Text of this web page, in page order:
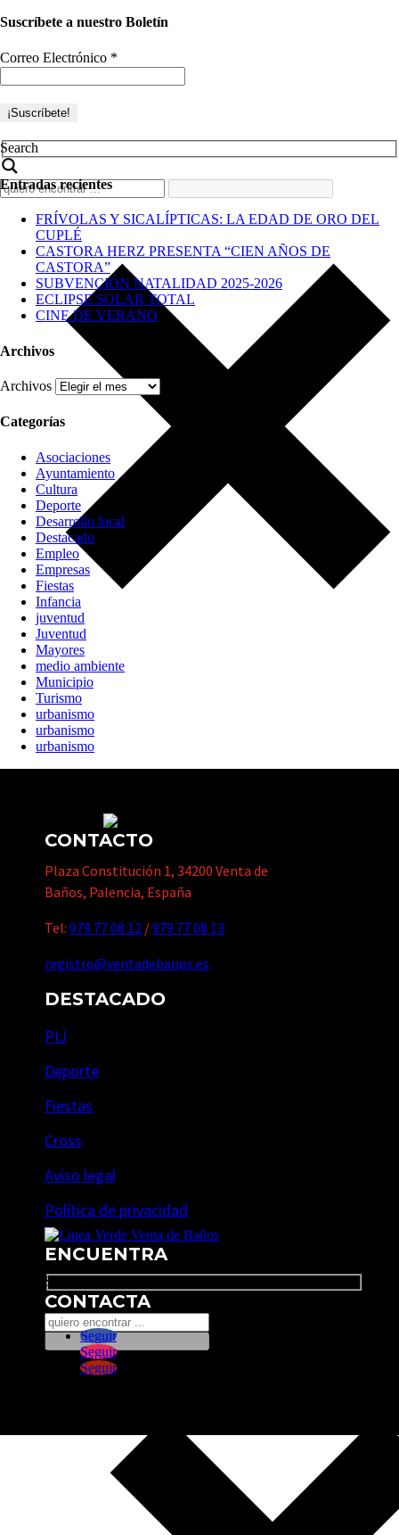
Suscríbete a nuestro Boletín
Correo Electrónico *
Search
Entradas recientes
FRÍVOLAS Y SICALÍPTICAS: LA EDAD DE ORO DEL
CUPLÉ
CASTORA HERZ PRESENTA “CIEN AÑOS DE
CASTORA”
SUBVENCIÓN NATALIDAD 2025-2026
ECLIPSE SOLAR TOTAL
CINE DE VERANO
Archivos
Archivos
Categorías
Asociaciones
Ayuntamiento
Cultura
Deporte
Desarrollo local
Destacado
Empleo
Empresas
Fiestas
Infancia
juventud
Juventud
Mayores
medio ambiente
Municipio
Turismo
urbanismo
urbanismo
urbanismo
CONTACTO
Plaza Constitución 1, 34200 Venta de
Baños, Palencia, España
Tel: 979 77 08 12 /979 77 08 13
registro@ventadebanos.es
DESTACADO
PIJ
Deporte
Fiestas
Cross
Aviso legal
Política de privacidad
ENCUENTRA
Search
CONTACTA
Seguir
Seguir
Seguir